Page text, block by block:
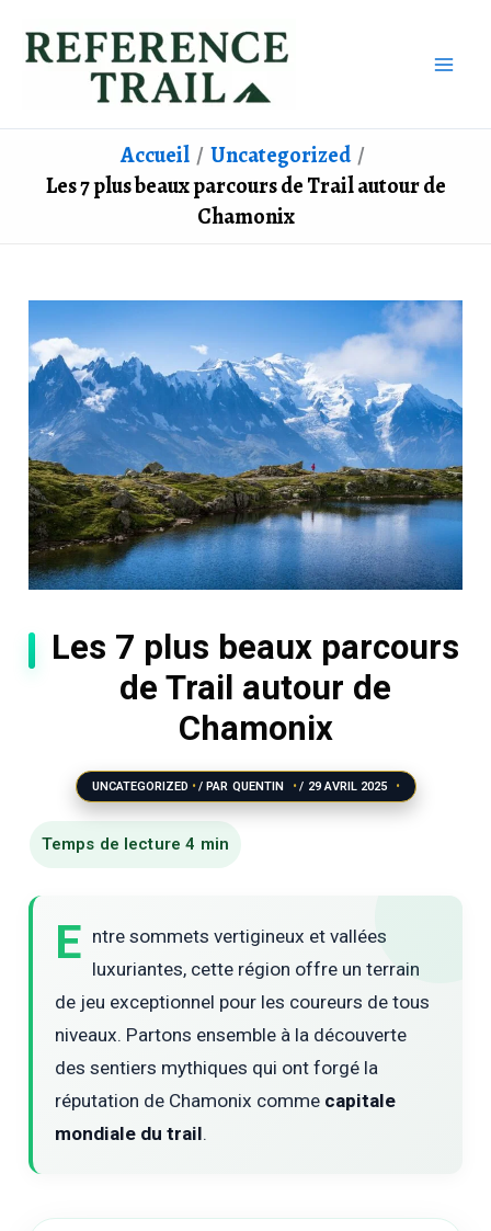
Accueil
Uncategorized
Les 7 plus beaux parcours de Trail autour de
Chamonix
Les 7 plus beaux parcours
de Trail autour de
Chamonix
UNCATEGORIZED / PAR QUENTIN / 29 AVRIL 2025
E ntre sommets vertigineux et vallées
luxuriantes, cette région offre un terrain
de jeu exceptionnel pour les coureurs de tous
niveaux. Partons ensemble à la découverte
des sentiers mythiques qui ont forgé la
réputation de Chamonix comme capitale
mondiale du trail.